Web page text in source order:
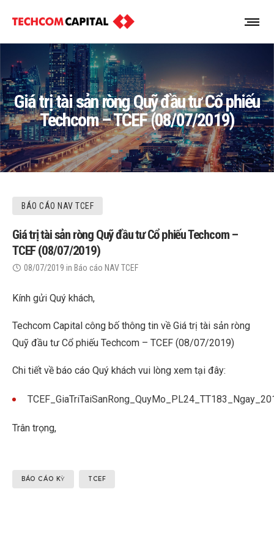
Giá trị tài sản ròng Quỹ đầu tư Cổ phiếu
Techcom – TCEF (08/07/2019)
BÁO CÁO NAV TCEF
Giá trị tài sản ròng Quỹ đầu tư Cổ phiếu Techcom –
TCEF (08/07/2019)
08/07/2019 in Báo cáo NAV TCEF
Kính gửi Quý khách,
Techcom Capital công bố thông tin về Giá trị tài sản ròng
Quỹ đầu tư Cổ phiếu Techcom – TCEF (08/07/2019)
Chi tiết về báo cáo Quý khách vui lòng xem tại đây:
Trân trọng,
BÁO CÁO KỲ TCEF